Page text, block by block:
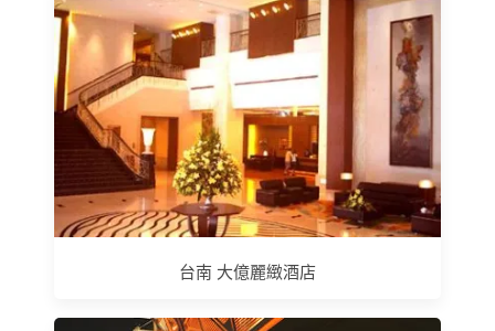
台南 大億麗緻酒店